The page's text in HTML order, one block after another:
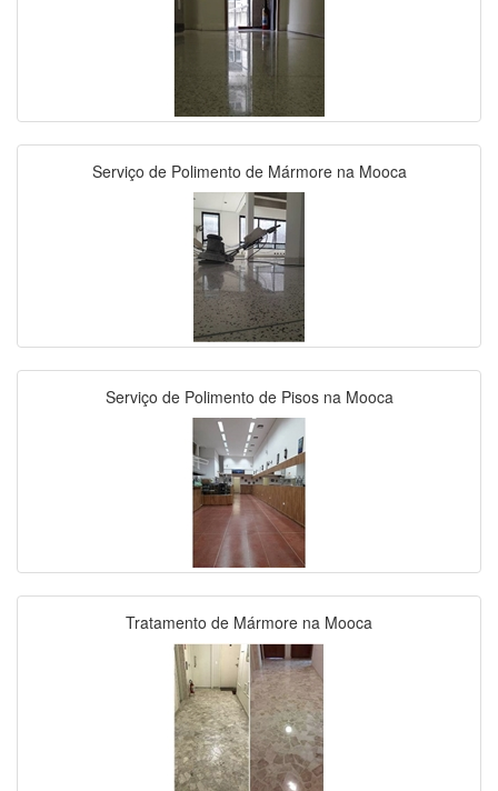
Serviço de Polimento de Mármore na Mooca
Serviço de Polimento de Pisos na Mooca
Tratamento de Mármore na Mooca